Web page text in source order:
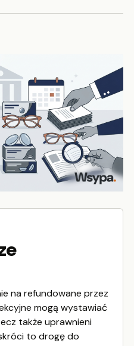
na refundowane przez
mogą wystawiać
także uprawnieni
to drogę do